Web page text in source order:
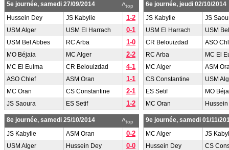
^top
5e journée, samedi 27/09/2014
Hussein Dey
JS Kabylie 1-2
USM Alger USM El Harrach 0-1
USM Bel Abbes RC Arba 1-0
MO Béjaia MC Alger 2-2
MC El Eulma CR Belouizdad 4-1
ASO Chlef ASM Oran 1-1
MC Oran CS Constantine 2-1
JS Saoura ES Setif 1-2
6e journée, jeudi 02/10/2014
JS Kabylie
JS
USM El Harrach
USM
CR Belouizdad
ASO
RC Arba
MC El
MC Alger
ASM
CS Constantine
USM
ES Setif
MO
MC Oran
^top
8e journée, samedi 25/10/2014
JS Kabylie
ASM Oran 0-2
USM Alger Hussein Dey 0-0
9e journée, samedi 01/11/
MC Alger
JS
Hussein Dey
CS